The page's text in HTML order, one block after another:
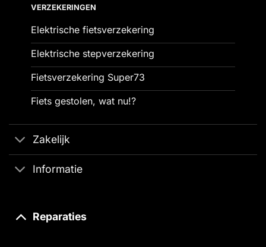
VERZEKERINGEN
Elektrische fietsverzekering
Elektrische stepverzekering
Fietsverzekering Super73
Fiets gestolen, wat nu!?
Zakelijk
Informatie
Reparaties